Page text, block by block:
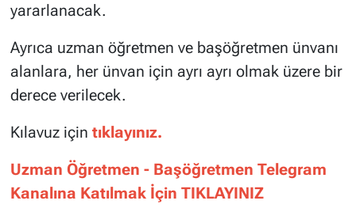
yararlanacak.
Ayrıca uzman öğretmen ve başöğretmen ünvanı
alanlara, her ünvan için ayrı ayrı olmak üzere bir
derece verilecek.
Kılavuz için tıklayınız.
Uzman Öğretmen - Başöğretmen Telegram
Kanalına Katılmak İçin TIKLAYINIZ